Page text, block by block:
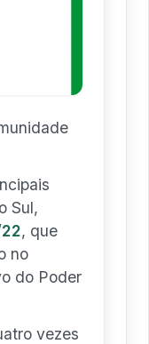
Sul,
, que
no
do Poder
vezes